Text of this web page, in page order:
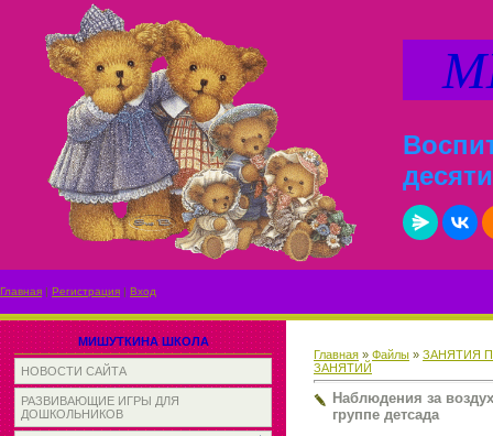
Главная | Регистрация | Вход
МИШУТКИНА ШКОЛА
НОВОСТИ САЙТА
РАЗВИВАЮЩИЕ ИГРЫ ДЛЯ
ДОШКОЛЬНИКОВ
Главная » Файлы » ЗАНЯТИЯ
ЗАНЯТИЙ
Наблюдения за
группе детсада